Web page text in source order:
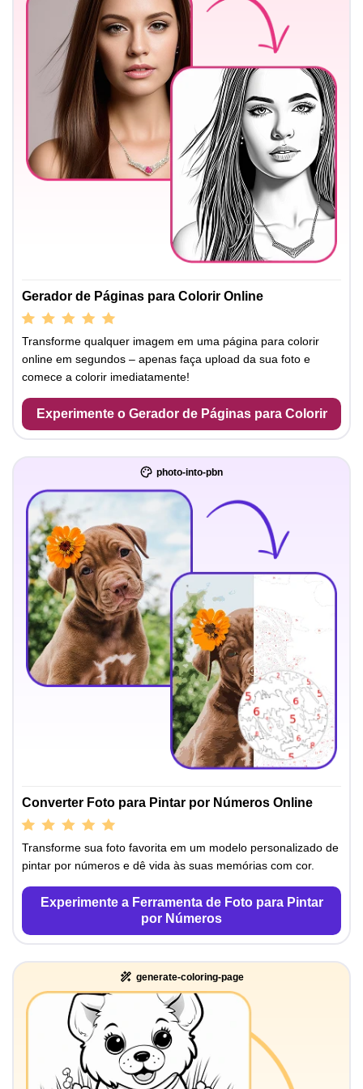
Gerador de Páginas para Colorir Online
Transforme qualquer imagem em uma página para colorir
online em segundos – apenas faça upload da sua foto e
comece a colorir imediatamente!
Experimente o Gerador de Páginas para Colorir
photo-into-pbn
Converter Foto para Pintar por Números Online
Transforme sua foto favorita em um modelo personalizado de
pintar por números e dê vida às suas memórias com cor.
Experimente a Ferramenta de Foto para Pintar
por Números
generate-coloring-page